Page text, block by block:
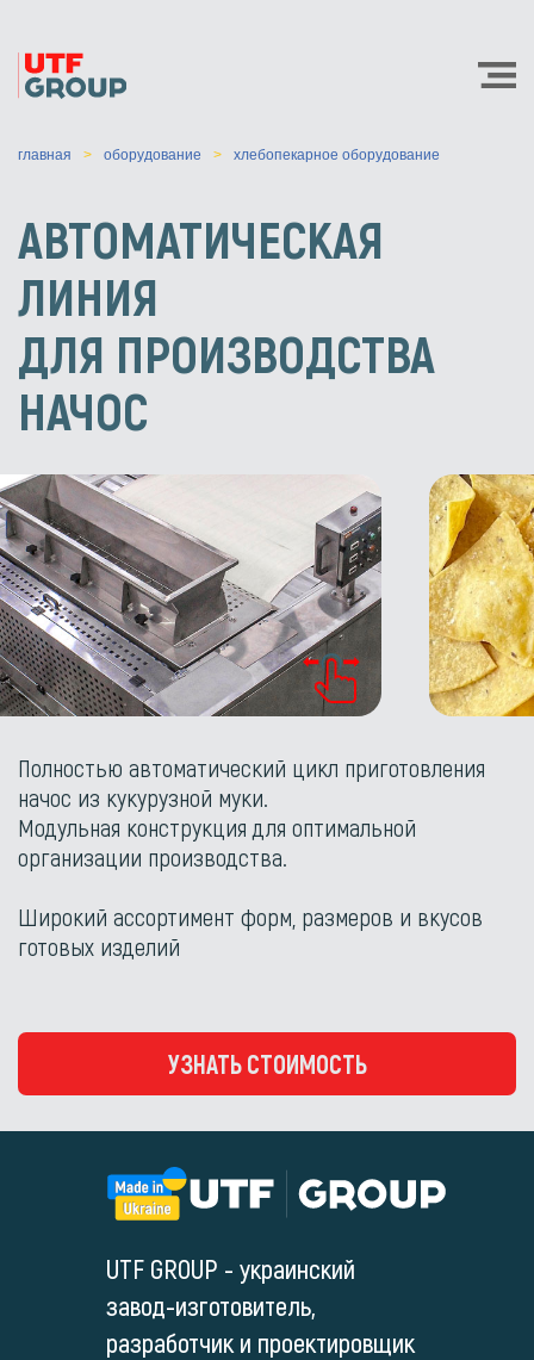
главная оборудование хлебопекарное оборудование
АВТОМАТИЧЕСКАЯ
ЛИНИЯ
ДЛЯ ПРОИЗВОДСТВА
НАЧОС
Полностью автоматический цикл приготовления
начос из кукурузной муки.
Модульная конструкция для оптимальной
организации производства.
Широкий ассортимент форм, размеров и вкусов
готовых изделий
УЗНАТЬ СТОИМОСТЬ
UTF GROUP - украинский
завод-изготовитель,
разработчик и проектировщик